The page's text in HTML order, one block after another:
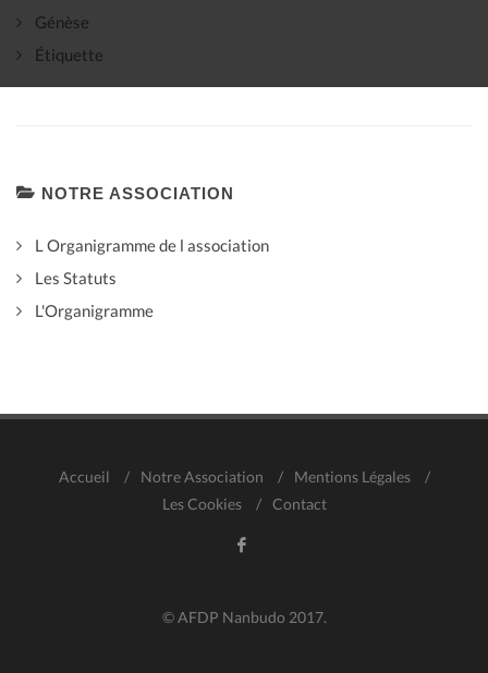
Génèse
Étiquette
NOTRE ASSOCIATION
L Organigramme de l association
Les Statuts
L'Organigramme
© AFDP Nanbudo 2017.
Accueil / Notre Association / Mentions Légales
/
Les Cookies
/ Contact